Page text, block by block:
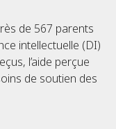
de 567 parents
intellectuelle (DI)
l’aide perçue
de soutien des